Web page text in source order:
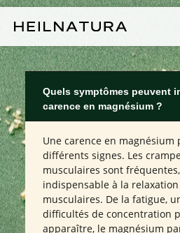
Quels symptômes peuvent
carence en magnésium ?
Une carence en
différents signes. Les
musculaires sont
indispensable à la
musculaires. De la fatigue,
difficultés de concentration
apparaître, le magnésium